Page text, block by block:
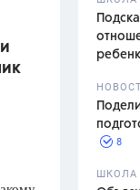
8
ШКОЛА